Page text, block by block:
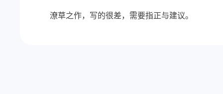
潦草之作，写的很差，需要指正与建议。